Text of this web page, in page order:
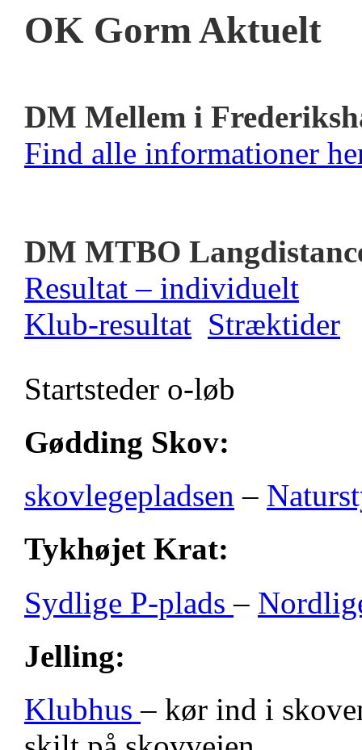
OK Gorm Aktuelt
DM Mellem i
Find alle informationer
DM MTBO
Resultat – individuelt
Klub-resultat Stræktider
Startsteder o-løb
Gødding Skov:
skovlegepladsen –
Tykhøjet Krat:
Sydlige P-plads–
Jelling:
Klubhus– kør ind i